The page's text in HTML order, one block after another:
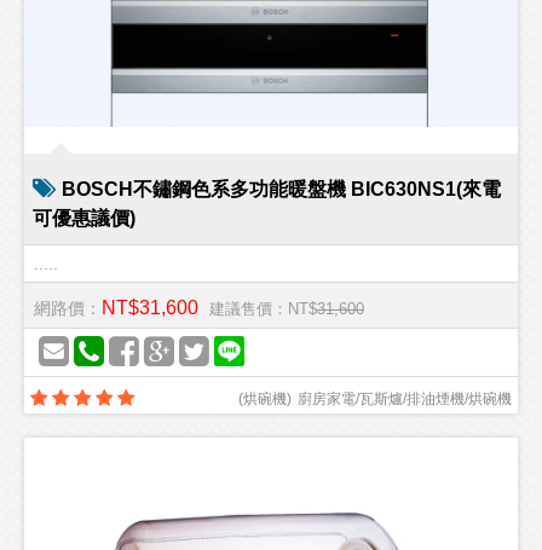
BOSCH不鏽鋼色系多功能暖盤機 BIC630NS1(來電
可優惠議價)
網路價： NT$31,600 建議售價：NT$31,600
廚房家電/瓦斯爐/排油煙機/烘碗機
(烘碗機)